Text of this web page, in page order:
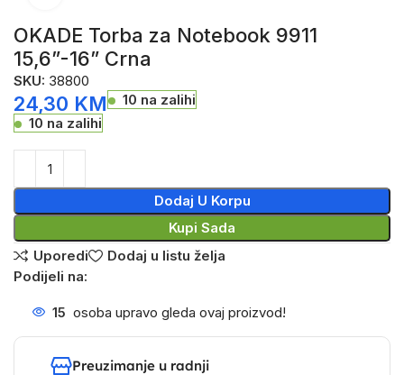
OKADE Torba za Notebook 9911
15,6”-16” Crna
SKU: 38800
24,30 KM
10 na zalihi
10 na zalihi
Dodaj U Korpu
Kupi Sada
Uporedi
Dodaj u listu želja
Podijeli na:
15 osoba upravo gleda ovaj proizvod!
Preuzimanje u radnji